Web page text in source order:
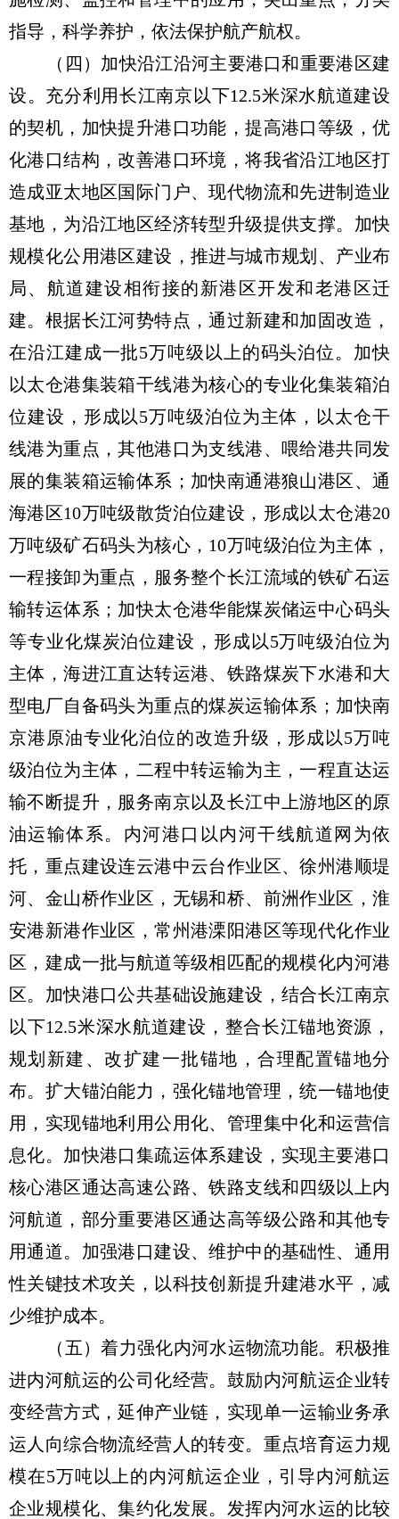
指导，科学养护，依法保护航产航权。
（四）加快沿江沿河主要港口和重要港区建
设。充分利用长江南京以下12.5米深水航道建设
的契机，加快提升港口功能，提高港口等级，优
化港口结构，改善港口环境，将我省沿江地区打
造成亚太地区国际门户、现代物流和先进制造业
基地，为沿江地区经济转型升级提供支撑。加快
规模化公用港区建设，推进与城市规划、产业布
局、航道建设相衔接的新港区开发和老港区迁
建。根据长江河势特点，通过新建和加固改造，
在沿江建成一批5万吨级以上的码头泊位。加快
以太仓港集装箱干线港为核心的专业化集装箱泊
位建设，形成以5万吨级泊位为主体，以太仓干
线港为重点，其他港口为支线港、喂给港共同发
展的集装箱运输体系；加快南通港狼山港区、通
海港区10万吨级散货泊位建设，形成以太仓港20
万吨级矿石码头为核心，10万吨级泊位为主体，
一程接卸为重点，服务整个长江流域的铁矿石运
输转运体系；加快太仓港华能煤炭储运中心码头
等专业化煤炭泊位建设，形成以5万吨级泊位为
主体，海进江直达转运港、铁路煤炭下水港和大
型电厂自备码头为重点的煤炭运输体系；加快南
京港原油专业化泊位的改造升级，形成以5万吨
级泊位为主体，二程中转运输为主，一程直达运
输不断提升，服务南京以及长江中上游地区的原
油运输体系。内河港口以内河干线航道网为依
托，重点建设连云港中云台作业区、徐州港顺堤
河、金山桥作业区，无锡和桥、前洲作业区，淮
安港新港作业区，常州港溧阳港区等现代化作业
区，建成一批与航道等级相匹配的规模化内河港
区。加快港口公共基础设施建设，结合长江南京
以下12.5米深水航道建设，整合长江锚地资源，
规划新建、改扩建一批锚地，合理配置锚地分
布。扩大锚泊能力，强化锚地管理，统一锚地使
用，实现锚地利用公用化、管理集中化和运营信
息化。加快港口集疏运体系建设，实现主要港口
核心港区通达高速公路、铁路支线和四级以上内
河航道，部分重要港区通达高等级公路和其他专
用通道。加强港口建设、维护中的基础性、通用
性关键技术攻关，以科技创新提升建港水平，减
少维护成本。
（五）着力强化内河水运物流功能。积极推
进内河航运的公司化经营。鼓励内河航运企业转
变经营方式，延伸产业链，实现单一运输业务承
运人向综合物流经营人的转变。重点培育运力规
模在5万吨以上的内河航运企业，引导内河航运
企业规模化、集约化发展。发挥内河水运的比较